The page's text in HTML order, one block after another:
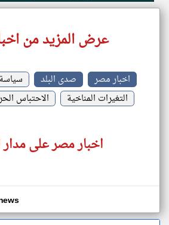
عرض المزيد من
اخبار مصر صدى البلد سياسة
التغيرات المناخية
الاحتباس
اخبار مصر على مدار